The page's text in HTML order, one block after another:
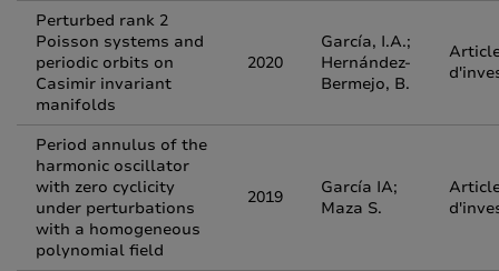
Perturbed rank 2
Poisson systems and
periodic orbits on
Casimir invariant
manifolds
2020
García, I.A.;
Hernández-
Bermejo, B.
Period annulus of the
harmonic oscillator
with zero cyclicity
under perturbations
with a homogeneous
polynomial field
2019
García IA;
Maza S.